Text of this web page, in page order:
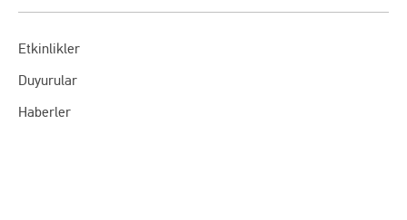
Etkinlikler
Duyurular
Haberler